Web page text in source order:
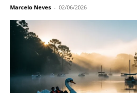
Marcelo Neves - 02/06/2026